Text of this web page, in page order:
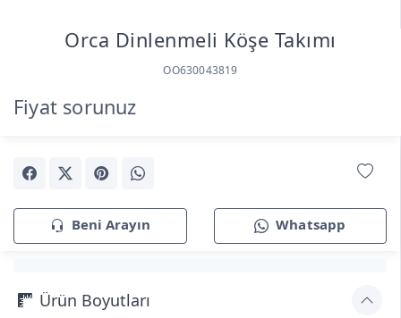
Orca Dinlenmeli Köşe Takımı
OO630043819
Fiyat sorunuz
Beni Arayın Whatsapp
Ürün Boyutları